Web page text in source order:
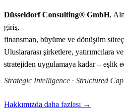
Düsseldorf Consulting® GmbH,
giriş,
finansman, büyüme ve dönüşüm
Uluslararası şirketlere, yatırımcılara
stratejiden uygulamaya kadar – eşlik
Strategic Intelligence · Structured
Hakkımızda daha fazlası →